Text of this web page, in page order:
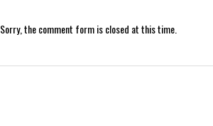
Sorry, the comment form is closed at this time.